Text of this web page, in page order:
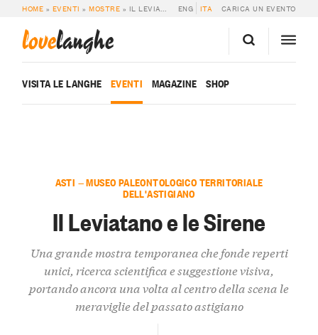
HOME » EVENTI »MOSTRE » IL LEVIATANO E LE SIRENE ENG ITA CARICA UN EVENTO
lovelanghe
VISITA LE LANGHE EVENTI MAGAZINE SHOP
ASTI — MUSEO PALEONTOLOGICO TERRITORIALE
DELL'ASTIGIANO
Il Leviatano e le Sirene
Una grande mostra temporanea che fonde reperti
unici, ricerca scientifica e suggestione visiva,
portando ancora una volta al centro della scena le
meraviglie del passato astigiano